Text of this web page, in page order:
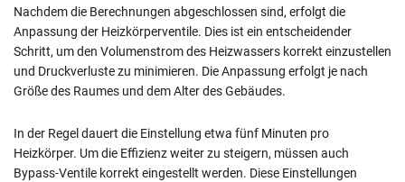
Nachdem die Berechnungen abgeschlossen sind, erfolgt die
Anpassung der Heizkörperventile. Dies ist ein entscheidender
Schritt, um den Volumenstrom des Heizwassers korrekt einzustellen
und Druckverluste zu minimieren. Die Anpassung erfolgt je nach
Größe des Raumes und dem Alter des Gebäudes.
In der Regel dauert die Einstellung etwa fünf Minuten pro
Heizkörper. Um die Effizienz weiter zu steigern, müssen auch
Bypass-Ventile korrekt eingestellt werden. Diese Einstellungen